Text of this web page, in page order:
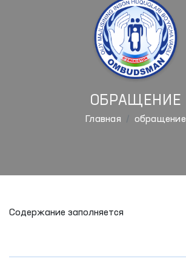
ОБРАЩЕНИЕ
Главная обращение
Содержание заполняется